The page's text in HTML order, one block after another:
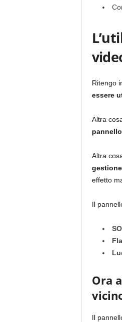
Ritengo
essere
Altra
Altra
effetto
Il
Ora
Il